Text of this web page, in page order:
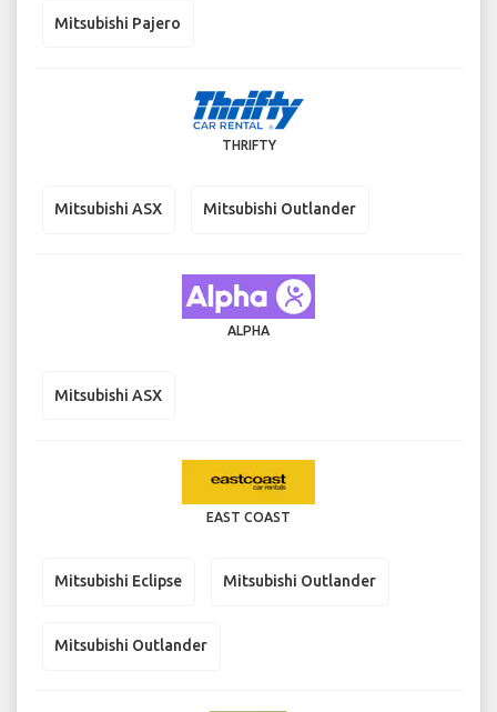
Mitsubishi Pajero
THRIFTY
Mitsubishi ASX Mitsubishi Outlander
ALPHA
Mitsubishi ASX
EAST COAST
Mitsubishi Eclipse Mitsubishi Outlander
Mitsubishi Outlander